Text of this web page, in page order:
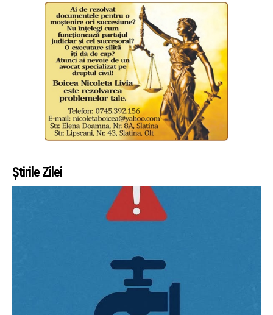
Știrile Zilei